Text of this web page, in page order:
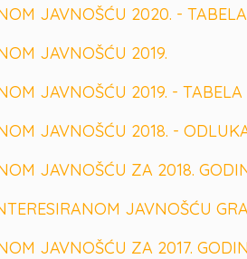
JAVNOŠĆU 2020. - TABELA
JAVNOŠĆU 2019.
JAVNOŠĆU 2019. - TABELA
JAVNOŠĆU 2018. -
JAVNOŠĆU ZA 2018.
JAVNOŠĆU
JAVNOŠĆU ZA 2017.